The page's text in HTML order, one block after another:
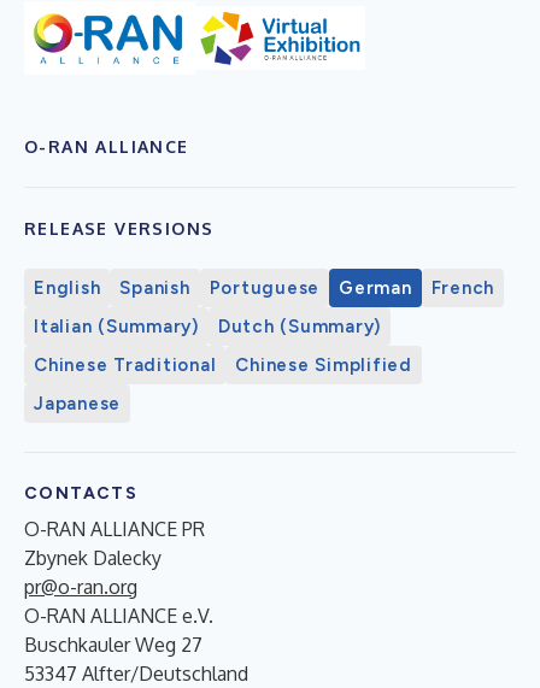
O-RAN ALLIANCE
RELEASE VERSIONS
English Spanish Portuguese German
French
Italian (Summary)
Dutch (Summary)
Chinese Traditional
Chinese Simplified
Japanese
CONTACTS
O-RAN ALLIANCE PR
Zbynek Dalecky
pr@o-ran.org
O-RAN ALLIANCE e.V.
Buschkauler Weg 27
53347 Alfter/Deutschland